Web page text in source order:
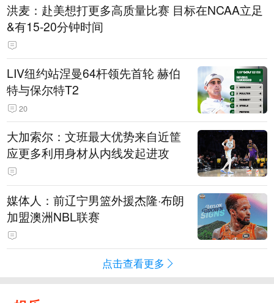
洪麦：赴美想打更多高质量比赛 目标在NCAA立足
&有15-20分钟时间
LIV纽约站涅曼64杆领先首轮 赫伯
特与保尔特T2
20
大加索尔：文班最大优势来自近筐
应更多利用身材从内线发起进攻
媒体人：前辽宁男篮外援杰隆·布朗
加盟澳洲NBL联赛
点击查看更多